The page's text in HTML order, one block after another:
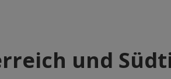
und